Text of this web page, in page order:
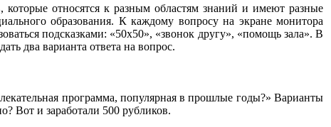
относятся к разным областям знаний и имеют разные
образования. К каждому вопросу на экране монитора
подсказками: «50х50», «звонок другу», «помощь зала». В
два варианта ответа на вопрос.
программа, популярная в прошлые годы?» Варианты
и заработали 500 рубликов.